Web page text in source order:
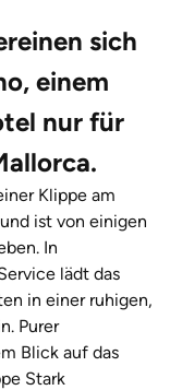
sich
einem
nur für
Klippe am
ist von einigen
In
lädt das
in einer ruhigen,
Purer
Blick auf das
Stark